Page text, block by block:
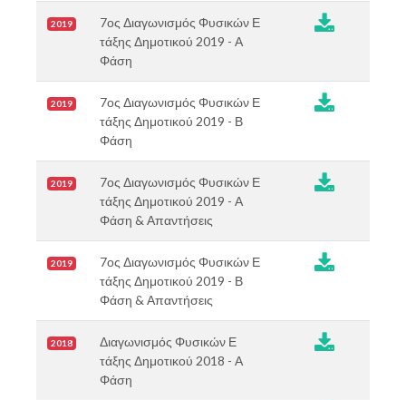
2019
7ος Διαγωνισμός Φυσικών Ε
τάξης Δημοτικού 2019 - Α
Φάση
2019
7ος Διαγωνισμός Φυσικών Ε
τάξης Δημοτικού 2019 - Β
Φάση
2019
7ος Διαγωνισμός Φυσικών Ε
τάξης Δημοτικού 2019 - Α
Φάση & Απαντήσεις
2019
7ος Διαγωνισμός Φυσικών Ε
τάξης Δημοτικού 2019 - Β
Φάση & Απαντήσεις
2018
Διαγωνισμός Φυσικών Ε
τάξης Δημοτικού 2018 - Α
Φάση